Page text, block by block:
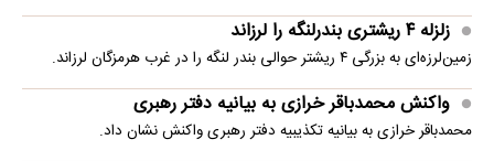
زلزله ۴ ریشتری بندرلنگه را لرزاند
زمین‌لرزه‌ای به بزرگی ۴ ریشتر حوالی بندر لنگه را در غرب هرمزگان لرزاند.
واکنش محمدباقر خرازی به بیانیه دفتر رهبری
محمدباقر خرازی به بیانیه تکذیبیه دفتر رهبری واکنش نشان داد.